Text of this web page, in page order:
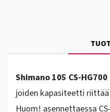
Shimano 105 CS-HG700
joiden kapasiteetti
Huom! asennettaessa